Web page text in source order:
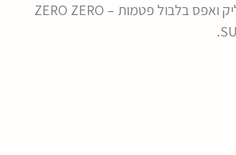
אחד הוכיח אפס קוליק ואפס בלבול פטמות – ZERO ZERO